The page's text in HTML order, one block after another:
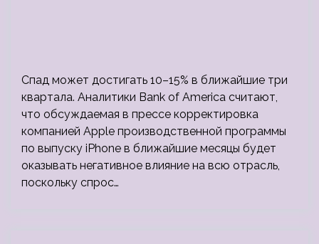
Спад может достигать 10–15% в ближайшие три
квартала. Аналитики Bank of America считают,
что обсуждаемая в прессе корректировка
компанией Apple производственной программы
по выпуску iPhone в ближайшие месяцы будет
оказывать негативное влияние на всю отрасль,
поскольку спрос…